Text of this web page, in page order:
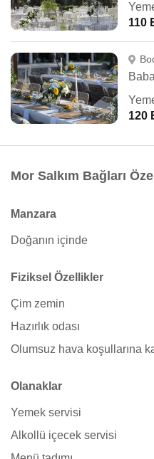
110
120
Mor Salkım Bağları
Manzara
Doğanın içinde
Fiziksel Özellikler
Çim zemin
Hazırlık odası
Olumsuz hava koşullarına
Olanaklar
Yemek servisi
Alkollü içecek servisi